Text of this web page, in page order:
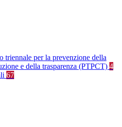
triennale per la prevenzione della
e della trasparenza (PTPCT) 4
67